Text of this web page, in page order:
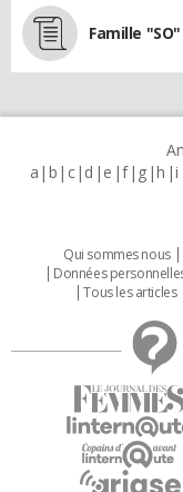
Famille "SO"
a b c d e f g h i
Qui sommes nous
Données
Tous les articles